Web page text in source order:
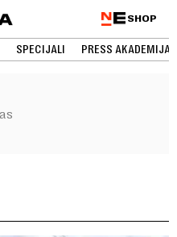
SHOP
SPECIJALI PRESS AKADEMIJA